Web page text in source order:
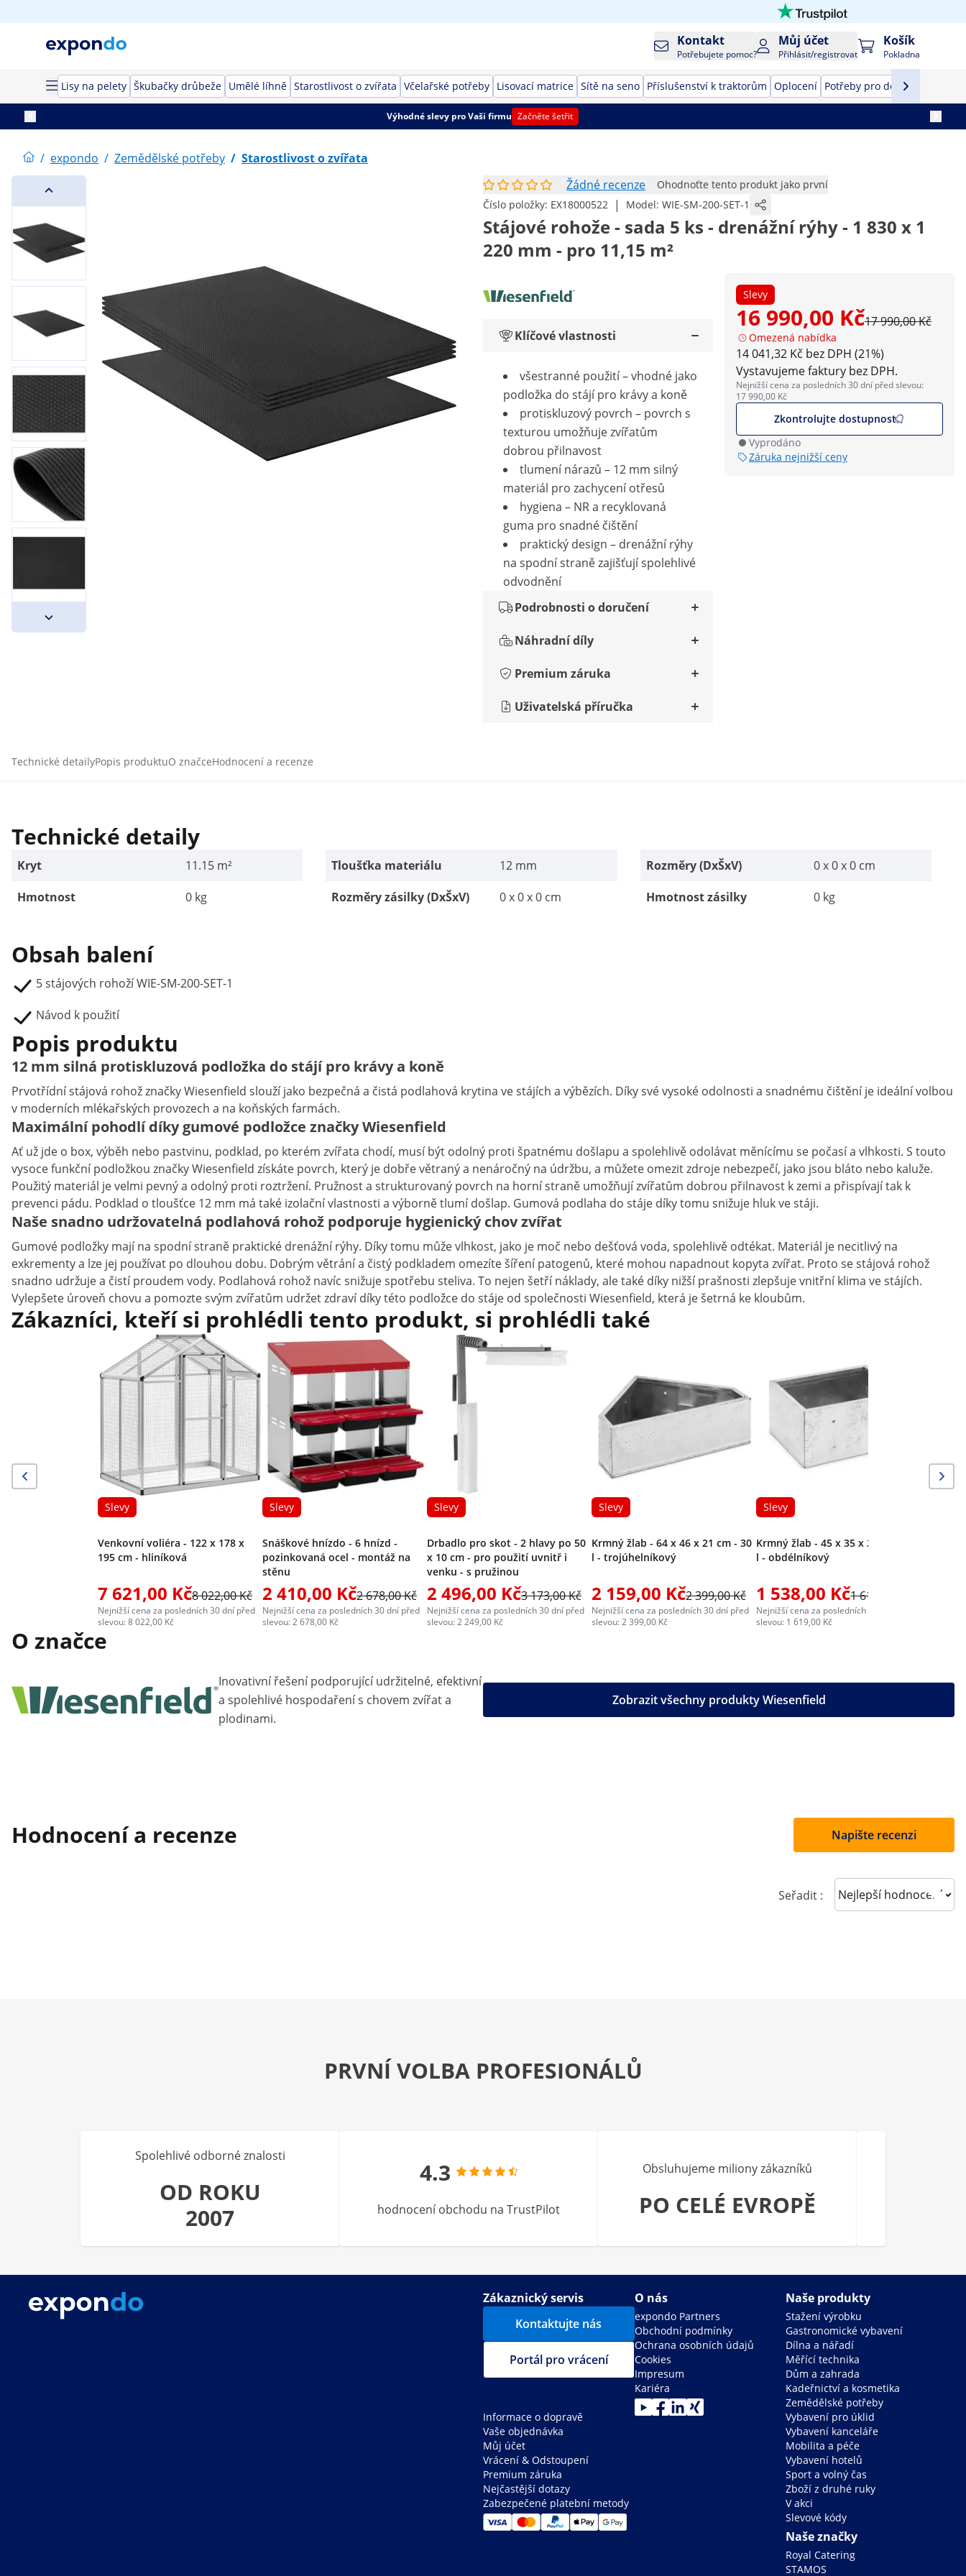
Kontakt
Potřebujete pomoc?
Můj účet
Přihlásit/registrovat
Košík
Pokladna
Lisy na pelety Škubačky drůbeže Umělé líhně Starostlivost o zvířata Včelařské potřeby Lisovací matrice Sítě na seno Příslušenství k traktorům Oplocení Potřeby pro domácí mazlíčky
Výhodné slevy pro Vaši firmu Začněte šetřit
/ expondo / Zemědělské potřeby / Starostlivost o zvířata
Žádné recenze
Ohodnoťte tento produkt jako první
Číslo položky: EX18000522 | Model: WIE-SM-200-SET-1
Stájové rohože - sada 5 ks - drenážní rýhy - 1 830 x 1
220 mm - pro 11,15 m²
Slevy
16 990,00 Kč17 990,00 Kč
Omezená nabídka
14 041,32 Kč bez DPH (21%)
Vystavujeme faktury bez DPH.
Nejnižší cena za posledních 30 dní před slevou:
17 990,00 Kč
Zkontrolujte dostupnost
Vyprodáno
Záruka nejnižší ceny
Klíčové vlastnosti
všestranné použití – vhodné jako
podložka do stájí pro krávy a koně
protiskluzový povrch – povrch s
texturou umožňuje zvířatům
dobrou přilnavost
tlumení nárazů – 12 mm silný
materiál pro zachycení otřesů
hygiena – NR a recyklovaná
guma pro snadné čištění
praktický design – drenážní rýhy
na spodní straně zajišťují spolehlivé
odvodnění
Podrobnosti o doručení
Náhradní díly
Premium záruka
Uživatelská příručka
Technické detailyPopis produktuO značceHodnocení a recenze
Technické detaily
Kryt 11.15 m² Tloušťka materiálu 12 mm Rozměry (DxŠxV)
0 x 0 x 0 cm
Hmotnost
0 kg Rozměry zásilky (DxŠxV) 0 x 0 x 0 cm Hmotnost zásilky 0 kg
Obsah balení
5 stájových rohoží WIE-SM-200-SET-1
Návod k použití
Popis produktu
12 mm silná protiskluzová podložka do stájí pro krávy a koně
Prvotřídní stájová rohož značky Wiesenfield slouží jako bezpečná a čistá podlahová krytina ve stájích a výbězích. Díky své vysoké odolnosti a snadnému čištění je ideální volbou
v moderních mlékařských provozech a na koňských farmách.
Maximální pohodlí díky gumové podložce značky Wiesenfield
Ať už jde o box, výběh nebo pastvinu, podklad, po kterém zvířata chodí, musí být odolný proti špatnému došlapu a spolehlivě odolávat měnícímu se počasí a vlhkosti. S touto
vysoce funkční podložkou značky Wiesenfield získáte povrch, který je dobře větraný a nenáročný na údržbu, a můžete omezit zdroje nebezpečí, jako jsou bláto nebo kaluže.
Použitý materiál je velmi pevný a odolný proti roztržení. Pružnost a strukturovaný povrch na horní straně umožňují zvířatům dobrou přilnavost k zemi a přispívají tak k
prevenci pádu. Podklad o tloušťce 12 mm má také izolační vlastnosti a výborně tlumí došlap. Gumová podlaha do stáje díky tomu snižuje hluk ve stáji.
Naše snadno udržovatelná podlahová rohož podporuje hygienický chov zvířat
Gumové podložky mají na spodní straně praktické drenážní rýhy. Díky tomu může vlhkost, jako je moč nebo dešťová voda, spolehlivě odtékat. Materiál je necitlivý na
exkrementy a lze jej používat po dlouhou dobu. Dobrým větrání a čistý podkladem omezíte šíření patogenů, které mohou napadnout kopyta zvířat. Proto se stájová rohož
snadno udržuje a čistí proudem vody. Podlahová rohož navíc snižuje spotřebu steliva. To nejen šetří náklady, ale také díky nižší prašnosti zlepšuje vnitřní klima ve stájích.
Vylepšete úroveň chovu a pomozte svým zvířatům udržet zdraví díky této podložce do stáje od společnosti Wiesenfield, která je šetrná ke kloubům.
Zákazníci, kteří si prohlédli tento produkt, si prohlédli také
Slevy
Venkovní voliéra - 122 x 178 x
195 cm - hliníková
7 621,00 Kč8 022,00 Kč
Nejnižší cena za posledních 30 dní před
slevou: 8 022,00 Kč
Slevy
Snáškové hnízdo - 6 hnízd -
pozinkovaná ocel - montáž na
stěnu
2 410,00 Kč2 678,00 Kč
Nejnižší cena za posledních 30 dní před
slevou: 2 678,00 Kč
Slevy
Drbadlo pro skot - 2 hlavy po 50
x 10 cm - pro použití uvnitř i
venku - s pružinou
2 496,00 Kč3 173,00 Kč
Nejnižší cena za posledních 30 dní před
slevou: 2 249,00 Kč
Slevy
Krmný žlab - 64 x 46 x 21 cm - 30
l - trojúhelníkový
2 159,00 Kč2 399,00 Kč
Nejnižší cena za posledních 30 dní před
slevou: 2 399,00 Kč
Slevy
Krmný žlab - 45 x 35 x 23 cm - 36
l - obdélníkový
1 538,00 Kč1 619,00 Kč
Nejnižší cena za posledních 30 dní před
slevou: 1 619,00 Kč
O značce
Inovativní řešení podporující udržitelné, efektivní
a spolehlivé hospodaření s chovem zvířat a
plodinami.
Zobrazit všechny produkty Wiesenfield
Hodnocení a recenze Napište recenzi
Seřadit : Sort reviews
PRVNÍ VOLBA PROFESIONÁLŮ
Spolehlivé odborné znalosti
OD ROKU
2007
4.3
hodnocení obchodu na TrustPilot
Obsluhujeme miliony zákazníků
PO CELÉ EVROPĚ
Zákaznický servis
Kontaktujte nás
Portál pro vrácení
Informace o dopravě
Vaše objednávka
Můj účet
Vrácení & Odstoupení
Premium záruka
Nejčastější dotazy
Zabezpečené platební metody
O nás
expondo Partners
Obchodní podmínky
Ochrana osobních údajů
Cookies
Impresum
Kariéra
Naše produkty
Stažení výrobku
Gastronomické vybavení
Dílna a nářadí
Měřící technika
Dům a zahrada
Kadeřnictví a kosmetika
Zemědělské potřeby
Vybavení pro úklid
Vybavení kanceláře
Mobilita a péče
Vybavení hotelů
Sport a volný čas
Zboží z druhé ruky
V akci
Slevové kódy
Naše značky
Royal Catering
STAMOS